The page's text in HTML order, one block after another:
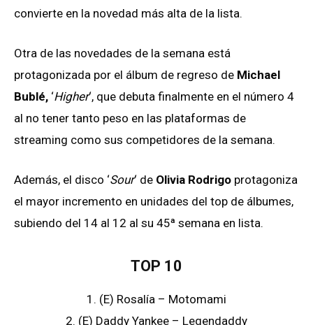
convierte en la novedad más alta de la lista.
Otra de las novedades de la semana está
protagonizada por el álbum de regreso de Michael
Bublé, ‘Higher‘, que debuta finalmente en el número 4
al no tener tanto peso en las plataformas de
streaming como sus competidores de la semana.
Además, el disco ‘Sour‘ de Olivia Rodrigo protagoniza
el mayor incremento en unidades del top de álbumes,
subiendo del 14 al 12 al su 45ª semana en lista.
TOP 10
1. (E) Rosalía – Motomami
2. (E) Daddy Yankee – Legendaddy